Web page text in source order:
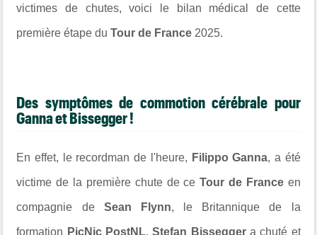
victimes de chutes, voici le bilan médical de cette
première étape duTour de France 2025.
Des symptômes de commotion cérébrale pour
Ganna et Bissegger !
En effet, le recordman de l'heure, Filippo Ganna, a été
victime de la première chute de ceTour de Franceen
compagnie de Sean Flynn, le Britannique de la
formation PicNic PostNL.Stefan Bisseggera chuté et